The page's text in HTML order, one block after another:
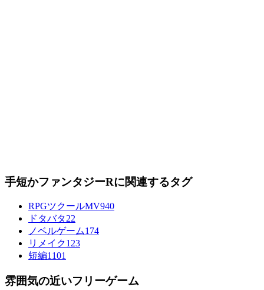
手短かファンタジーRに関連するタグ
RPGツクールMV940
ドタバタ22
ノベルゲーム174
リメイク123
短編1101
雰囲気の近いフリーゲーム